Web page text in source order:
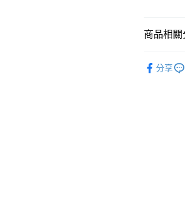
商品相關
分享